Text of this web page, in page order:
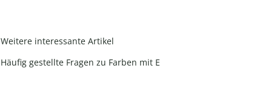
Weitere interessante Artikel
Häufig gestellte Fragen zu Farben mit E